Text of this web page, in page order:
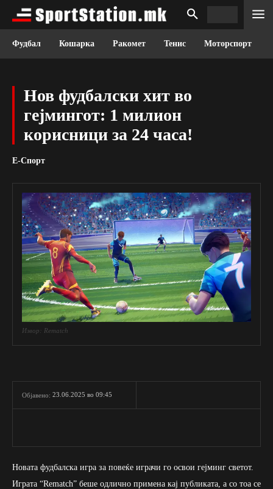
Фудбал Кошарка Ракомет Тенис Моторспорт
Нов фудбалски хит во
гејмингот: 1 милион
корисници за 24 часа!
Е-Спорт
Извор: Rematch
Објавено: 23.06.2025 во 09:45
Новата фудбалска игра за повеќе играчи го освои гејминг светот.
Играта “Rematch” беше одлично примена кај публиката, а со тоа се